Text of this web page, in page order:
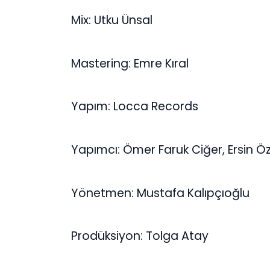
Mix: Utku Ünsal
Mastering: Emre Kıral
Yapım: Locca Records
Yapımcı: Ömer Faruk Ciğer, Ersin
Yönetmen: Mustafa Kalıpçıoğlu
Prodüksiyon: Tolga Atay